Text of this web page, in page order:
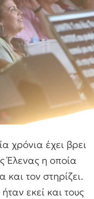
χρόνια έχει βρει
Έλενας η οποία
και τον στηρίζει.
εκεί και τους